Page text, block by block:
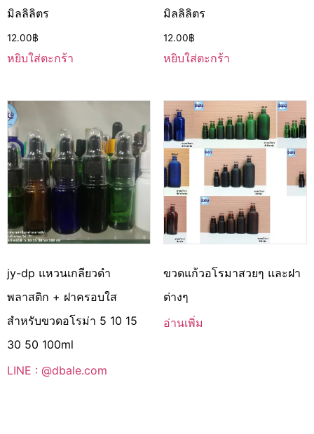
มิลลิลิตร
12.00฿
หยิบใส่ตะกร้า
มิลลิลิตร
12.00฿
หยิบใส่ตะกร้า
jy-dp แหวนเกลียวดำ
พลาสติก + ฝาครอบใส
สำหรับขวดอโรม่า 5 10 15
30 50 100ml
LINE : @dbale.com
ขวดแก้วอโรมาสวยๆ และฝา
ต่างๆ
อ่านเพิ่ม